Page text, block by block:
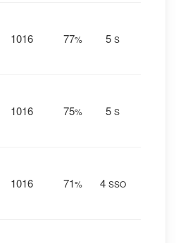
1016 77% 5 S
1016 75% 5 S
1016 71% 4 SSO